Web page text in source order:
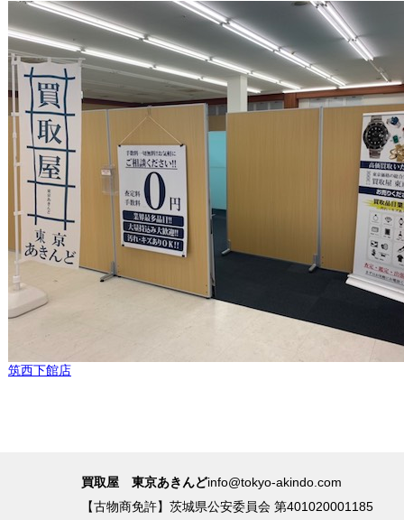
筑西下館店
買取屋 東京あきんどinfo@tokyo-akindo.com
【古物商免許】茨城県公安委員会 第401020001185